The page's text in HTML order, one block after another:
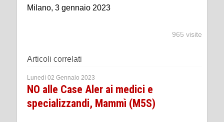
Milano, 3 gennaio 2023
965 visite
Articoli correlati
Lunedì 02 Gennaio 2023
NO alle Case Aler ai medici e
specializzandi, Mammì (M5S)